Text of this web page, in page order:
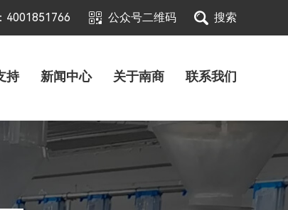
4001851766 公众号二维码 搜索
持 新闻中心 关于南商 联系我们